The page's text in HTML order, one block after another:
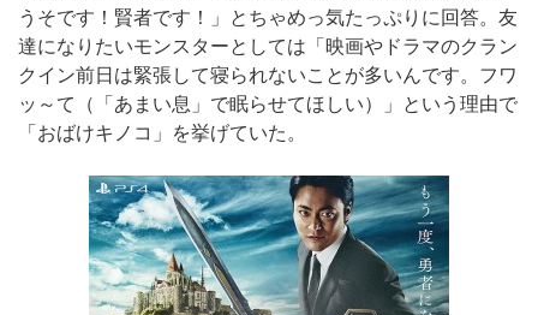
うそです！賢者です！」とちゃめっ気たっぷりに回答。友
達になりたいモンスターとしては「映画やドラマのクラン
クイン前日は緊張して寝られないことが多いんです。フワ
ッ～て（「あまい息」で眠らせてほしい）」という理由で
「おばけキノコ」を挙げていた。